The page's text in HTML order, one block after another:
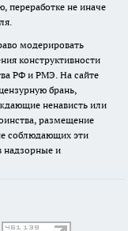
переработке не иначе
модерировать
конструктивности
РФ и РМЭ. На сайте
брань,
ненависть или
размещение
соблюдающих эти
надзорные и